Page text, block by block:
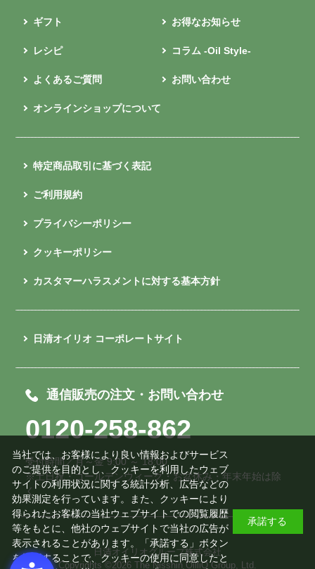
ギフト お得なお知らせ
レシピ コラム -Oil Style-
よくあるご質問 お問い合わせ
オンラインショップについて
特定商品取引に基づく表記
ご利用規約
プライバシーポリシー
クッキーポリシー
カスタマーハラスメントに対する基本方針
日清オイリオ コーポレートサイト
通信販売の注文・お問い合わせ
0120-258-862
受付時間／月～金 9:00 ～ 18:00
※土日祝・ゴールデンウィーク・お盆休み・年末年始は除
く
日清オイリオグループ株式会社
Copyrights ©2026 The Nisshin OilliO Group, Ltd.
当社では、お客様により良い情報およびサービス
のご提供を目的とし、クッキーを利用したウェブ
サイトの利用状況に関する統計分析、広告などの
効果測定を行っています。また、クッキーにより
得られたお客様の当社ウェブサイトでの閲覧履歴
等をもとに、他社のウェブサイトで当社の広告が
表示されることがあります。「承諾する」ボタン
を押下することで、クッキーの使用に同意したと
承諾する